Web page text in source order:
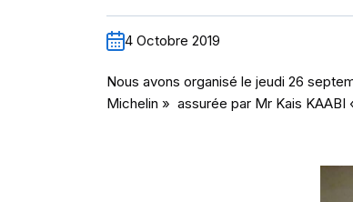
4 Octobre 2019
Nous avons organisé le jeudi 26
Michelin » assurée par Mr Kais